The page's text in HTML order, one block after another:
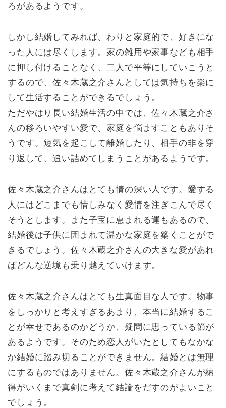
ろがあるようです。
しかし結婚してみれば、わりと家庭的で、好きにな
った人には尽くします。家の雑用や家事なども相手
に押し付けることなく、二人で平等にしていこうと
するので、佐々木蔵之介さんとしては気持ちを楽に
して生活することができるでしょう。
ただやはり長い結婚生活の中では、佐々木蔵之介さ
んの移ろいやすい愛で、家庭を悩ますこともありそ
うです。短気を起こして離婚したり、相手の非を穿
り返して、追い詰めてしまうことがあるようです。
佐々木蔵之介さんはとても情の深い人です。愛する
人にはどこまでも惜しみなく愛情を注ぎこんで尽く
そうとします。また子宝に恵まれる運もあるので、
結婚後は子供に囲まれて温かな家庭を築くことがで
きるでしょう。佐々木蔵之介さんの大きな愛があれ
ばどんな逆境も乗り越えていけます。
佐々木蔵之介さんはとても生真面目な人です。物事
をしっかりと考えすぎるあまり、本当に結婚するこ
とが幸せであるのかどうか、疑問に思っている節が
あるようです。そのため恋人がいたとしてもなかな
か結婚に踏み切ることができません。結婚とは無理
にするものではありません。佐々木蔵之介さんが納
得がいくまで真剣に考えて結論をだすのがよいこと
でしょう。